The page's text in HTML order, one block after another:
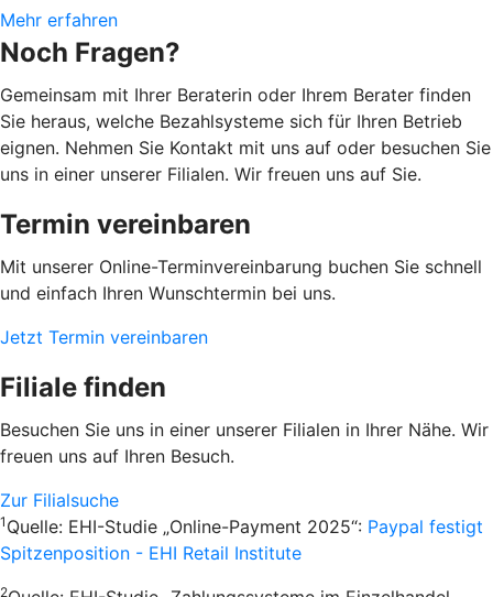
Mehr erfahren
Noch Fragen?
Gemeinsam mit Ihrer Beraterin oder Ihrem Berater finden
Sie heraus, welche Bezahlsysteme sich für Ihren Betrieb
eignen. Nehmen Sie Kontakt mit uns auf oder besuchen Sie
uns in einer unserer Filialen. Wir freuen uns auf Sie.
Termin vereinbaren
Mit unserer Online-Terminvereinbarung buchen Sie schnell
und einfach Ihren Wunschtermin bei uns.
Jetzt Termin vereinbaren
Filiale finden
Besuchen Sie uns in einer unserer Filialen in Ihrer Nähe. Wir
freuen uns auf Ihren Besuch.
Zur Filialsuche
1 Quelle: EHI-Studie „Online-Payment 2025“: Paypal festigt
Spitzenposition - EHI Retail Institute
2